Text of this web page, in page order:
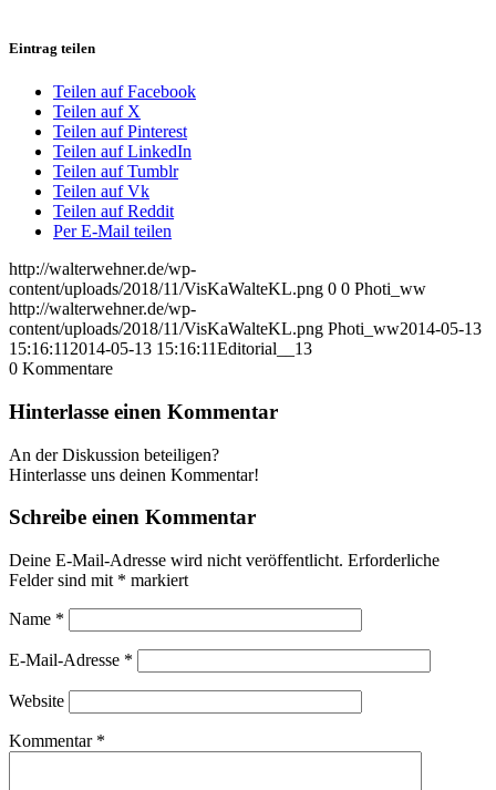
Eintrag teilen
Teilen auf Facebook
Teilen auf X
Teilen auf Pinterest
Teilen auf LinkedIn
Teilen auf Tumblr
Teilen auf Vk
Teilen auf Reddit
Per E-Mail teilen
http://walterwehner.de/wp-
content/uploads/2018/11/VisKaWalteKL.png 0 0 Photi_ww
http://walterwehner.de/wp-
content/uploads/2018/11/VisKaWalteKL.png Photi_ww2014-05-13
15:16:11 2014-05-13 15:16:11Editorial__13
0 Kommentare
Hinterlasse einen Kommentar
An der Diskussion beteiligen?
Hinterlasse uns deinen Kommentar!
Schreibe einen Kommentar
Deine E-Mail-Adresse wird nicht veröffentlicht. Erforderliche
Felder sind mit * markiert
Name *
E-Mail-Adresse *
Website
Kommentar *